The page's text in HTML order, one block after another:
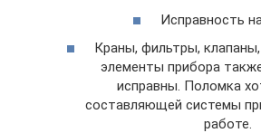
Исправность
Краны, фильтры,
элементы прибора
исправны. Поломка
составляющей системы
работе.